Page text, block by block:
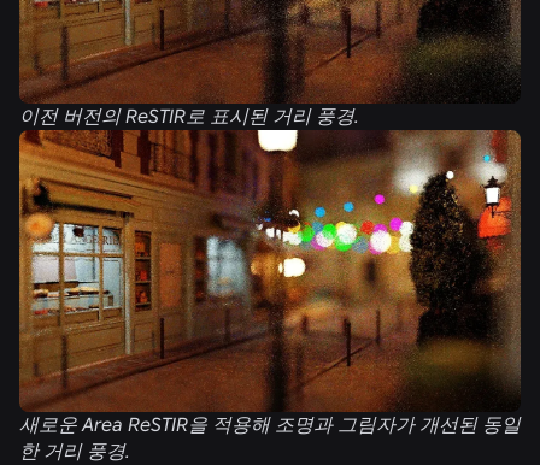
이전 버전의 ReSTIR로 표시된 거리 풍경.
새로운 Area ReSTIR을 적용해 조명과 그림자가 개선된 동일
한 거리 풍경.